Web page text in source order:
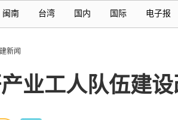
闽南 台湾 国内 国际 电子报
新闻
业工人队伍建